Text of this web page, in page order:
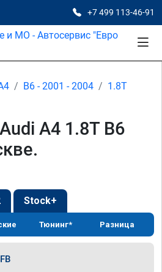
+7 499 113-46-91
B6 - 2001 - 2004
1.8T
A4 1.8T B6
Stock+
Тюнинг* Разница